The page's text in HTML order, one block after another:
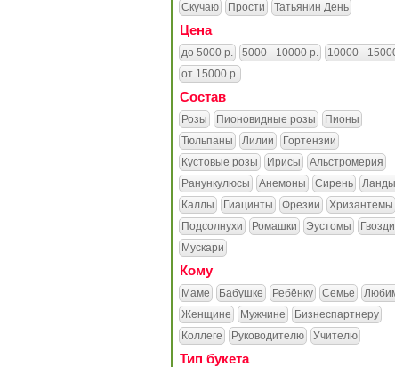
Скучаю
Прости Татьянин День
Цена
до 5000 р. 5000 - 10000 р.
10000 -
от 15000 р.
Состав
Розы Пионовидные розы
Пионы
Тюльпаны
Лилии
Гортензии
Кустовые розы
Ирисы
Альстромерия
Ранункулюсы
Анемоны Сирень
Каллы
Гиацинты Фрезии
Хризантемы
Подсолнухи
Ромашки Эустомы
Мускари
Кому
Маме Бабушке Ребёнку Семье
Женщине
Мужчине
Бизнеспартнеру
Коллеге
Руководителю Учителю
Тип букета